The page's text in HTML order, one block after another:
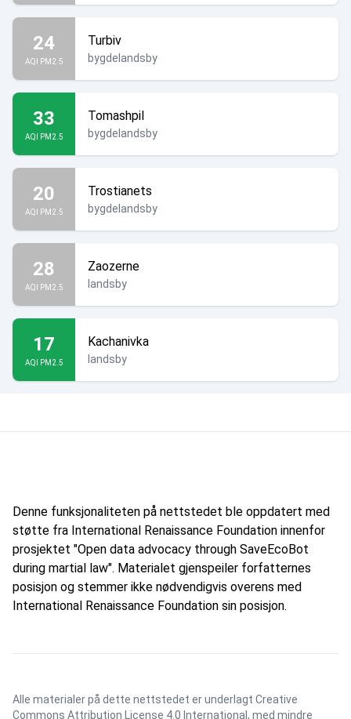
24
AQI PM2.5
Turbiv
bygdelandsby
33
AQI PM2.5
Tomashpil
bygdelandsby
20
AQI PM2.5
Trostianets
bygdelandsby
28
AQI PM2.5
Zaozerne
landsby
17
AQI PM2.5
Kachanivka
landsby
Denne funksjonaliteten på nettstedet ble oppdatert med
støtte fra International Renaissance Foundation innenfor
prosjektet "Open data advocacy through SaveEcoBot
during martial law". Materialet gjenspeiler forfatternes
posisjon og stemmer ikke nødvendigvis overens med
International Renaissance Foundation sin posisjon.
Alle materialer på dette nettstedet er underlagt Creative
Commons Attribution License 4.0 International , med mindre